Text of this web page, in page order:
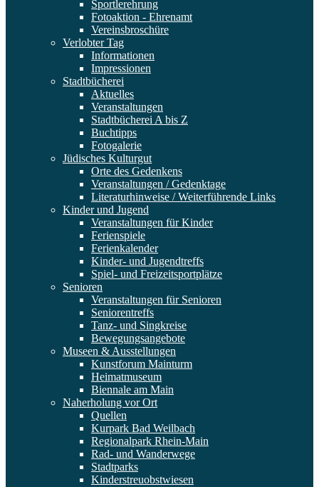
Sportlerehrung
Fotoaktion - Ehrenamt
Vereinsbroschüre
Verlobter Tag
Informationen
Impressionen
Stadtbücherei
Aktuelles
Veranstaltungen
Stadtbücherei A bis Z
Buchtipps
Fotogalerie
Jüdisches Kulturgut
Orte des Gedenkens
Veranstaltungen / Gedenktage
Literaturhinweise / Weiterführende Links
Kinder und Jugend
Veranstaltungen für Kinder
Ferienspiele
Ferienkalender
Kinder- und Jugendtreffs
Spiel- und Freizeitsportplätze
Senioren
Veranstaltungen für Senioren
Seniorentreffs
Tanz- und Singkreise
Bewegungsangebote
Museen & Ausstellungen
Kunstforum Mainturm
Heimatmuseum
Biennale am Main
Naherholung vor Ort
Quellen
Kurpark Bad Weilbach
Regionalpark Rhein-Main
Rad- und Wanderwege
Stadtparks
Kinderstreuobstwiesen